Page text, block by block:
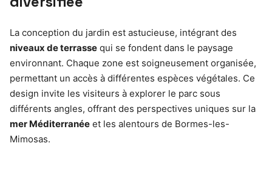
La conception du jardin est astucieuse, intégrant des
niveaux de terrasse qui se fondent dans le paysage
environnant. Chaque zone est soigneusement organisée,
permettant un accès à différentes espèces végétales. Ce
design invite les visiteurs à explorer le parc sous
différents angles, offrant des perspectives uniques sur la
mer Méditerranée et les alentours de Bormes-les-
Mimosas.